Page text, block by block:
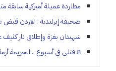
مطاردة عميلة أميركية سابقة
صحيفة إيرلندية : الاردن قبض
شهيدان بغزة وإطلاق نار
8 قتلى في أسبوع .. الجريمة أزمة عابرة أم مؤشر يستدعي القلق؟